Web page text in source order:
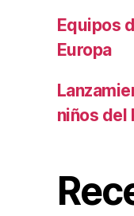
Equipos
Europa
niños del